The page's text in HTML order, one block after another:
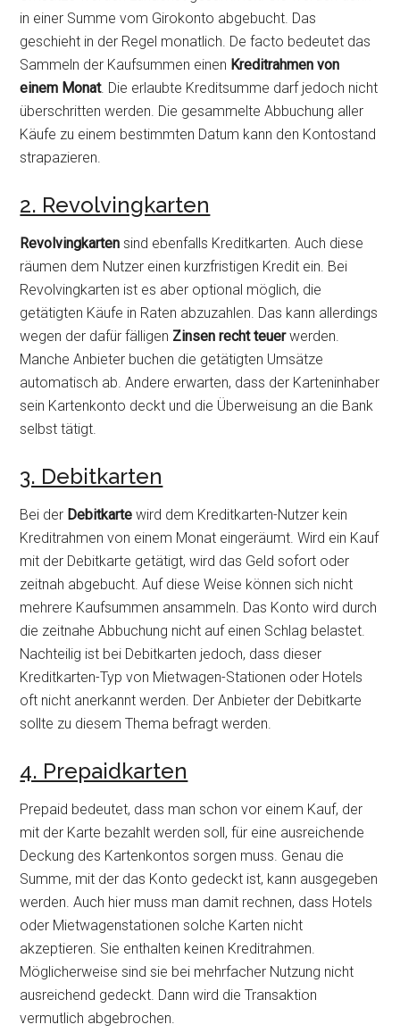
in einer Summe vom Girokonto abgebucht. Das
geschieht in der Regel monatlich. De facto bedeutet das
Sammeln der Kaufsummen einen Kreditrahmen von
einem Monat. Die erlaubte Kreditsumme darf jedoch nicht
überschritten werden. Die gesammelte Abbuchung aller
Käufe zu einem bestimmten Datum kann den Kontostand
strapazieren.
2. Revolvingkarten
Revolvingkarten sind ebenfalls Kreditkarten. Auch diese
räumen dem Nutzer einen kurzfristigen Kredit ein. Bei
Revolvingkarten ist es aber optional möglich, die
getätigten Käufe in Raten abzuzahlen. Das kann allerdings
wegen der dafür fälligen Zinsen recht teuerwerden.
Manche Anbieter buchen die getätigten Umsätze
automatisch ab. Andere erwarten, dass der Karteninhaber
sein Kartenkonto deckt und die Überweisung an die Bank
selbst tätigt.
3. Debitkarten
Bei der Debitkarte wird dem Kreditkarten-Nutzer kein
Kreditrahmen von einem Monat eingeräumt. Wird ein Kauf
mit der Debitkarte getätigt, wird das Geld sofort oder
zeitnah abgebucht. Auf diese Weise können sich nicht
mehrere Kaufsummen ansammeln. Das Konto wird durch
die zeitnahe Abbuchung nicht auf einen Schlag belastet.
Nachteilig ist bei Debitkarten jedoch, dass dieser
Kreditkarten-Typ von Mietwagen-Stationen oder Hotels
oft nicht anerkannt werden. Der Anbieter der Debitkarte
sollte zu diesem Thema befragt werden.
4. Prepaidkarten
Prepaid bedeutet, dass man schon vor einem Kauf, der
mit der Karte bezahlt werden soll, für eine ausreichende
Deckung des Kartenkontos sorgen muss. Genau die
Summe, mit der das Konto gedeckt ist, kann ausgegeben
werden. Auch hier muss man damit rechnen, dass Hotels
oder Mietwagenstationen solche Karten nicht
akzeptieren. Sie enthalten keinen Kreditrahmen.
Möglicherweise sind sie bei mehrfacher Nutzung nicht
ausreichend gedeckt. Dann wird die Transaktion
vermutlich abgebrochen.